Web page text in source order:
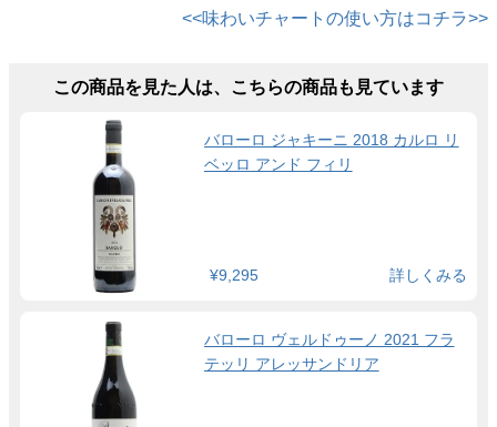
<<味わいチャートの使い方はコチラ>>
この商品を見た人は、こちらの商品も見ています
バローロ ジャキーニ 2018 カルロ リ
ベッロ アンド フィリ
¥9,295 詳しくみる
バローロ ヴェルドゥーノ 2021 フラ
テッリ アレッサンドリア